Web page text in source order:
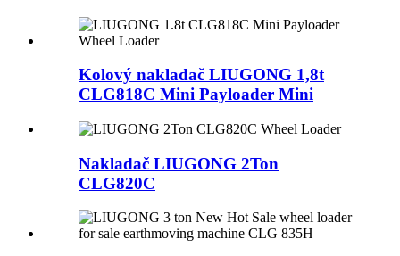
Kolový nakladač LIUGONG 1,8t
CLG818C Mini Payloader Mini
Nakladač LIUGONG 2Ton
CLG820C